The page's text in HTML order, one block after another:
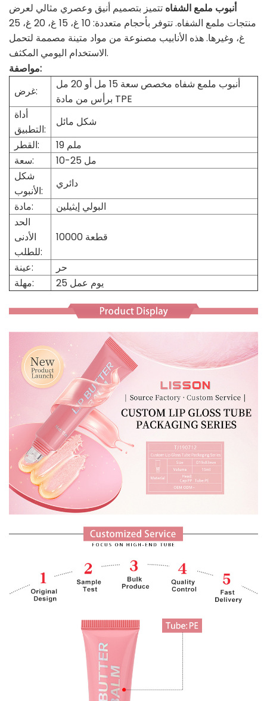
أنبوب ملمع الشفاه تتميز بتصميم أنيق وعصري مثالي لعرض
منتجات ملمع الشفاه. تتوفر بأحجام متعددة: 10 غ، 15 غ، 20 غ، 25
غ، وغيرها. هذه الأنابيب مصنوعة من مواد متينة مصممة لتحمل
الاستخدام اليومي المكثف.
مواصفة:
غرض:
أنبوب ملمع شفاه مخصص سعة 15 مل أو 20 مل
برأس من مادة TPE
أداة
التطبيق:
شكل مائل
القطر:
19 ملم
سعة:
10-25 مل
شكل
الأنبوب:
دائري
مادة:
البولي إيثيلين
الحد
الأدنى
للطلب:
10000 قطعة
عينة:
حر
مهلة:
25 يوم عمل